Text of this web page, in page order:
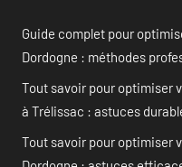
Guide complet pour
Dordogne : méthodes
Tout savoir pour optimiser
à Trélissac : astuces
Tout savoir pour optimiser